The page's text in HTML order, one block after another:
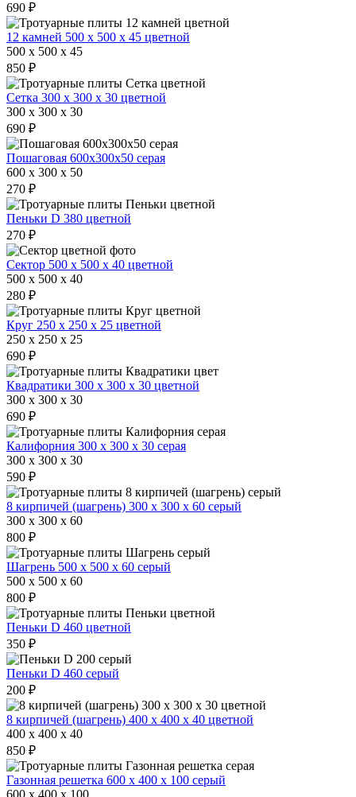
690 ₽
12 камней 500 х 500 х 45 цветной
500 x 500 x 45
850 ₽
Сетка 300 х 300 х 30 цветной
300 x 300 x 30
690 ₽
Пошаговая 600х300х50 серая
600 x 300 x 50
270 ₽
Пеньки D 380 цветной
270 ₽
Сектор 500 х 500 х 40 цветной
500 x 500 x 40
280 ₽
Круг 250 х 250 х 25 цветной
250 x 250 x 25
690 ₽
Квадратики 300 х 300 х 30 цветной
300 x 300 x 30
690 ₽
Калифорния 300 х 300 х 30 серая
300 x 300 x 30
590 ₽
8 кирпичей (шагрень) 300 х 300 х 60 серый
300 x 300 x 60
800 ₽
Шагрень 500 х 500 х 60 серый
500 x 500 x 60
800 ₽
Пеньки D 460 цветной
350 ₽
Пеньки D 460 серый
200 ₽
8 кирпичей (шагрень) 400 х 400 х 40 цветной
400 x 400 x 40
850 ₽
Газонная решетка 600 х 400 х 100 серый